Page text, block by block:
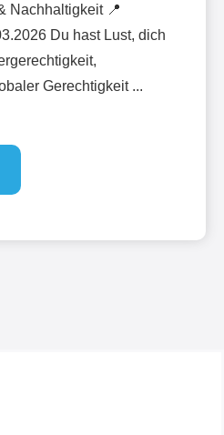
Nachhaltigkeit 📍
Du hast Lust, dich
Gerechtigkeit ...